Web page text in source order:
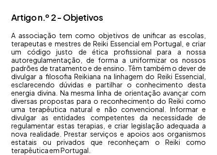
Artigo n.º 2 - Objetivos
A associação tem como objetivos de unificar as escolas,
terapeutas e mestres de Reiki Essencial em Portugal, e criar
um código justo de ética profissional para a nossa
autoregulamentação, de forma a uniformizar os nossos
padrões de tratamento e de ensino. Têm também o dever de
divulgar a filosofia Reikiana na linhagem do Reiki Essencial,
esclarecendo dúvidas e partilhar o conhecimento desta
energia divina. Na mesma linha de orientação avançar com
diversas propostas para o reconhecimento do Reiki como
uma terapêutica natural e não convencional. Informar e
divulgar as entidades competentes da necessidade de
regulamentar estas terapias, e criar legislação adequada a
nova realidade. Prestar serviços e apoios aos organismos
estatais ou privados que reconheçam o Reiki como
terapêutica em Portugal.